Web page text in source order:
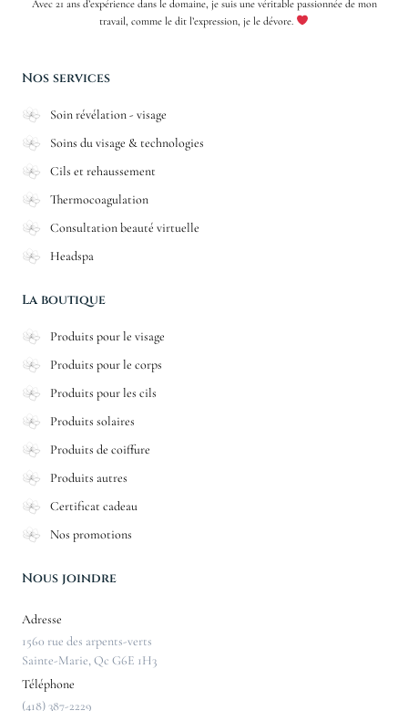
Avec 21 ans d’expérience dans le domaine, je suis une véritable passionnée de mon
travail, comme le dit l’expression, je le dévore.
Nos services
Soin révélation - visage
Soins du visage & technologies
Cils et rehaussement
Thermocoagulation
Consultation beauté virtuelle
Headspa
La boutique
Produits pour le visage
Produits pour le corps
Produits pour les cils
Produits solaires
Produits de coiffure
Produits autres
Certificat cadeau
Nos promotions
Nous joindre
Adresse
1560 rue des arpents-verts
Sainte-Marie, Qc G6E 1H3
Téléphone
(418) 387-2229